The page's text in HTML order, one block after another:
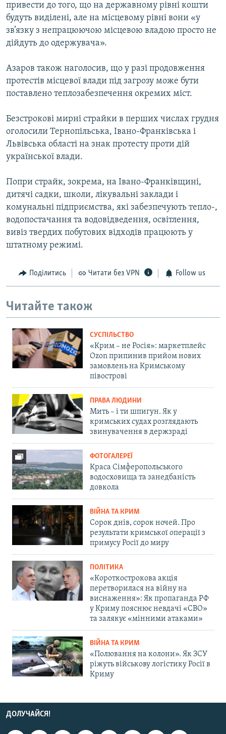
привести до того, що на державному рівні кошти
будуть виділені, але на місцевому рівні вони «у
зв’язку з непрацюючою місцевою владою просто не
дійдуть до одержувача».
Азаров також наголосив, що у разі продовження
протестів місцевої влади під загрозу може бути
поставлено теплозабезпечення окремих міст.
Безстрокові мирні страйки в перших числах грудня
оголосили Тернопільська, Івано-Франківська і
Львівська області на знак протесту проти дій
української влади.
Попри страйк, зокрема, на Івано-Франківщині,
дитячі садки, школи, лікувальні заклади і
комунальні підприємства, які забезпечують тепло-,
водопостачання та водовідведення, освітлення,
вивіз твердих побутових відходів працюють у
штатному режимі.
Поділитись Читати без VPN Follow us
Читайте також
СУСПІЛЬСТВО
«Крим – не Росія»: маркетплейс
Ozon припинив прийом нових
замовлень на Кримському
півострові
ПРАВА ЛЮДИНИ
Мить – і ти шпигун. Як у
кримських судах розглядають
звинувачення в держзраді
ФОТОГАЛЕРЕЇ
Краса Сімферопольського
водосховища та занедбаність
довкола
ВІЙНА ТА КРИМ
Сорок днів, сорок ночей. Про
результати кримської операції з
примусу Росії до миру
ПОЛІТИКА
«Короткострокова акція
перетворилася на війну на
виснаження»: Як пропаганда РФ
у Криму пояснює невдачі «СВО»
та залякує «мінними атаками»
ВІЙНА ТА КРИМ
«Полювання на колони». Як ЗСУ
ріжуть військову логістику Росії в
Криму
ДОЛУЧАЙСЯ!